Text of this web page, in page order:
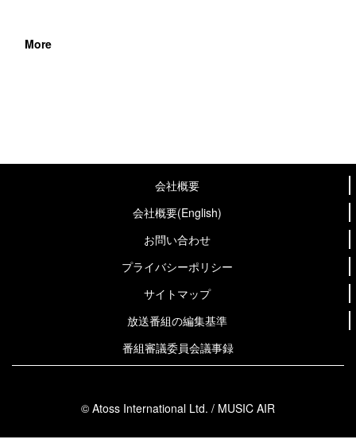
More
会社概要
会社概要(English)
お問い合わせ
プライバシーポリシー
サイトマップ
放送番組の編集基準
番組審議委員会議事録
© Atoss International Ltd. / MUSIC AIR